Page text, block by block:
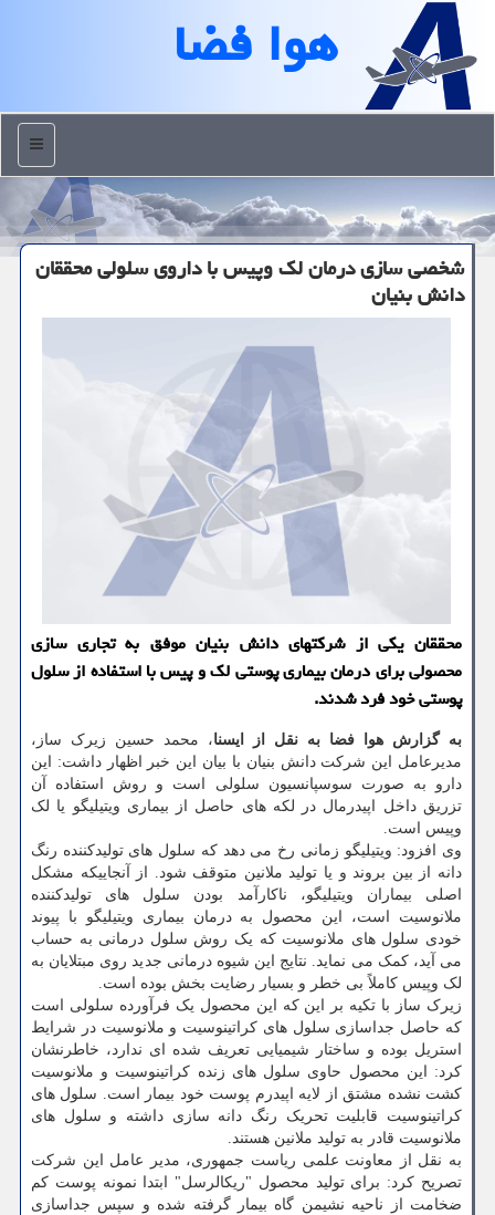
هوا فضا
منو
شخصی سازی درمان لک وپیس با داروی سلولی محققان
دانش بنیان
محققان یکی از شرکتهای دانش بنیان موفق به تجاری سازی
محصولی برای درمان بیماری پوستی لک و پیس با استفاده از سلول
پوستی خود فرد شدند.
به گزارش هوا فضا به نقل از ایسنا، محمد حسین زیرک ساز،
مدیرعامل این شرکت دانش بنیان با بیان این خبر اظهار داشت: این
دارو به صورت سوسپانسیون سلولی است و روش استفاده آن
تزریق داخل اپیدرمال در لکه های حاصل از بیماری ویتیلیگو یا لک
وپیس است.
وی افزود: ویتیلیگو زمانی رخ می دهد که سلول های تولیدکننده رنگ
دانه از بین بروند و یا تولید ملانین متوقف شود. از آنجاییکه مشکل
اصلی بیماران ویتیلیگو، ناکارآمد بودن سلول های تولیدکننده
ملانوسیت است، این محصول به درمان بیماری ویتیلیگو با پیوند
خودی سلول های ملانوسیت که یک روش سلول درمانی به حساب
می آید، کمک می نماید. نتایج این شیوه درمانی جدید روی مبتلایان به
لک وپیس کاملاً بی خطر و بسیار رضایت بخش بوده است.
زیرک ساز با تکیه بر این که این محصول یک فرآورده سلولی است
که حاصل جداسازی سلول های کراتینوسیت و ملانوسیت در شرایط
استریل بوده و ساختار شیمیایی تعریف شده ای ندارد، خاطرنشان
کرد: این محصول حاوی سلول های زنده کراتینوسیت و ملانوسیت
کشت نشده مشتق از لایه اپیدرم پوست خود بیمار است. سلول های
کراتینوسیت قابلیت تحریک رنگ دانه سازی داشته و سلول های
ملانوسیت قادر به تولید ملانین هستند.
به نقل از معاونت علمی ریاست جمهوری، مدیر عامل این شرکت
تصریح کرد: برای تولید محصول "ریکالرسل" ابتدا نمونه پوست کم
ضخامت از ناحیه نشیمن گاه بیمار گرفته شده و سپس جداسازی